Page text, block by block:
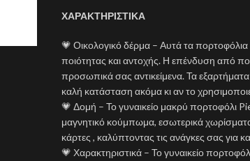
ΧΑΡΑΚΤΗΡΙΣΤΙΚΑ
💗 Οικολογικό δέρμα – Αυτά τα
ποιότητας και αντοχής. Η επένδυση από
προσωπικά σας αντικείμενα. Τα
καλή κατάσταση ακόμα κι αν το
💗 Δομή – Το γυναικείο μακρύ πορτοφόλι
μαγνητικό κούμπωμα, εσωτερικά
κάρτες , καλύπτοντας τις ανάγκες σας για
💗 Χαρακτηριστικά – Το γυναικείο